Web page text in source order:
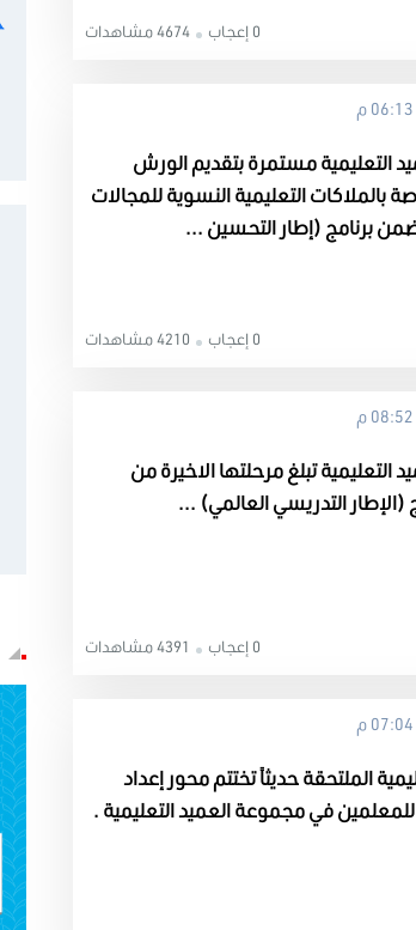
4674 مشاهدات 0 إعجاب
التعليمية مستمرة بتقديم الورش
بالملاكات التعليمية النسوية للمجالات
ضمن برنامج (إطار التحسين ...
4210 مشاهدات 0 إعجاب
التعليمية تبلغ مرحلتها الاخيرة من
التدريسي العالمي) ...
4391 مشاهدات 0 إعجاب
الملتحقة حديثاً تختتم محور إعداد
للمعلمين في مجموعة العميد التعليمية .